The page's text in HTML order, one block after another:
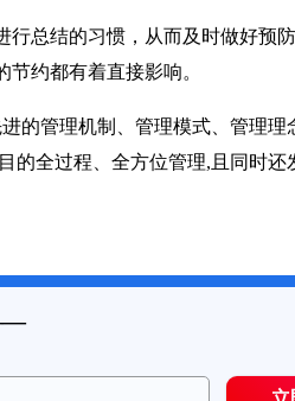
总结的习惯，从而及时做好预
约都有着直接影响。
管理机制、管理模式、管理理
的全过程、全方位管理,且同时还